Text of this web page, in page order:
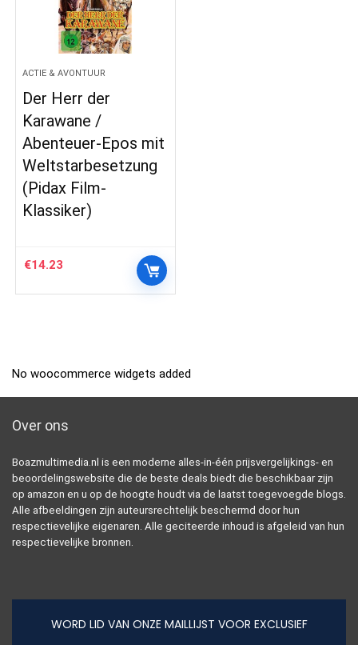
ACTIE & AVONTUUR
Der Herr der
Karawane /
Abenteuer-Epos mit
Weltstarbesetzung
(Pidax Film-
Klassiker)
€14.23
No woocommerce widgets added
Over ons
Boazmultimedia.nl is een moderne alles-in-één prijsvergelijkings- en
beoordelingswebsite die de beste deals biedt die beschikbaar zijn
op amazon en u op de hoogte houdt via de laatst toegevoegde blogs.
Alle afbeeldingen zijn auteursrechtelijk beschermd door hun
respectievelijke eigenaren. Alle geciteerde inhoud is afgeleid van hun
respectievelijke bronnen.
WORD LID VAN ONZE MAILLIJST VOOR EXCLUSIEF